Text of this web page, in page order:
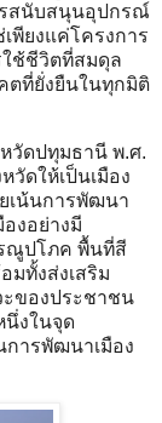
รสนับสนุนอุปกรณ์
พียงแค่โครงการ
ใช้ชีวิตที่สมดุล
ตที่ยั่งยืนในทุกมิติ
วัดปทุมธานี พ.ศ.
วัดให้เป็นเมือง
เน้นการพัฒนา
งอย่างมี
ณูปโภค พื้นที่สี
มทั้งส่งเสริม
ของประชาชน
นึ่งในจุด
ารพัฒนาเมือง